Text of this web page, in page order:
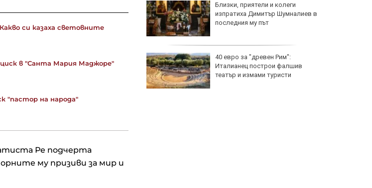
си казаха световните
в "Санта Мария Маджоре"
"пастор на народа"
Ре подчерта
му призиви за мир и
разшири дела си в eMAG до над
микродрами на студентите да
Близки, приятели и колеги
изпратиха Димитър Шумналиев в
последния му път
40 евро за "древен Рим":
Италианец построи фалшив
театър и измами туристи